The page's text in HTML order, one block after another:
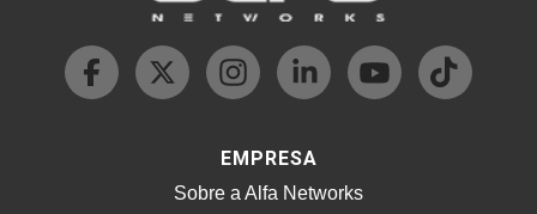
EMPRESA
Sobre a Alfa Networks